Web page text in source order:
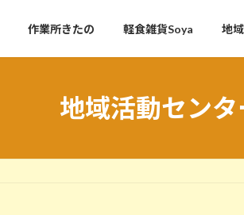
作業所きたの 軽食雑貨Soya 地
地域活動セン